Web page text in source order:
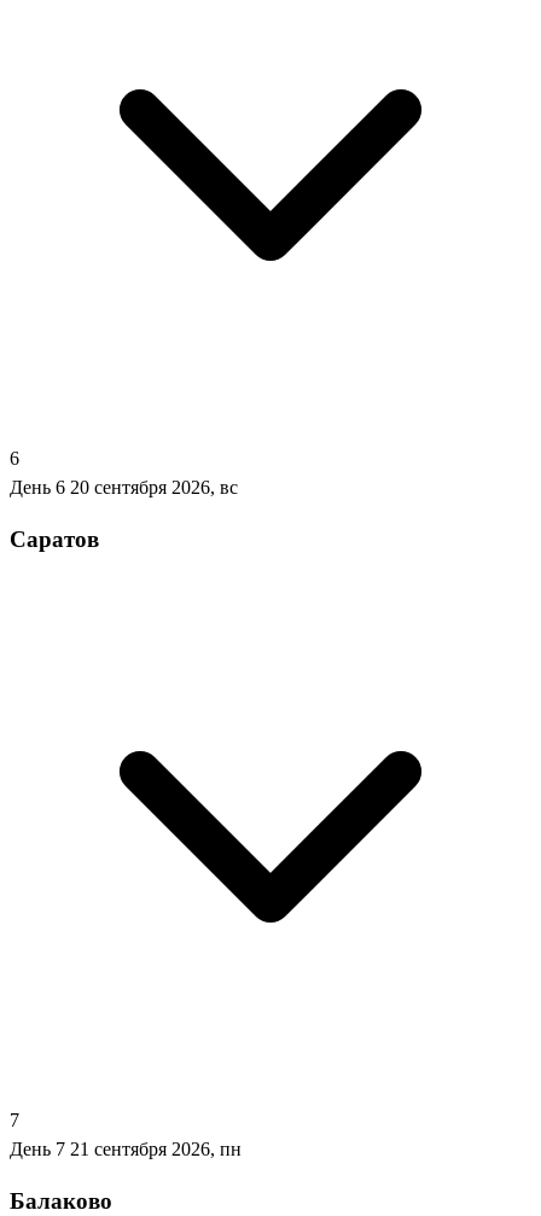
6
День 6 20 сентября 2026, вс
Саратов
7
День 7 21 сентября 2026, пн
Балаково